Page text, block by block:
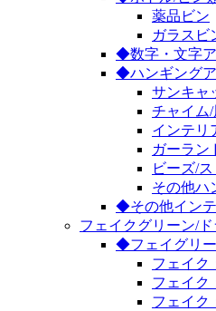
薬品ビン
ガラスビ
◆数字・文字
◆ハンギング
サンキャ
チャイム
インテリ
ガーラン
ビーズ/
その他ハ
◆その他イン
フェイクグリーン/
◆フェイグリ
フェイク
フェイク
フェイク